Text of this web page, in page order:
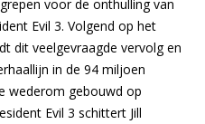
voor de onthulling van
Evil 3. Volgend op het
dit veelgevraagde vervolg en
in de 94 miljoen
wederom gebouwd op
Evil 3 schittert Jill